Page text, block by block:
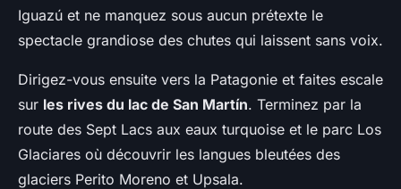
Iguazú et ne manquez sous aucun prétexte le
spectacle grandiose des chutes qui laissent sans voix.
Dirigez-vous ensuite vers la Patagonie et faites escale
sur les rives du lac de San Martín. Terminez par la
route des Sept Lacs aux eaux turquoise et le parc Los
Glaciares où découvrir les langues bleutées des
glaciers Perito Moreno et Upsala.